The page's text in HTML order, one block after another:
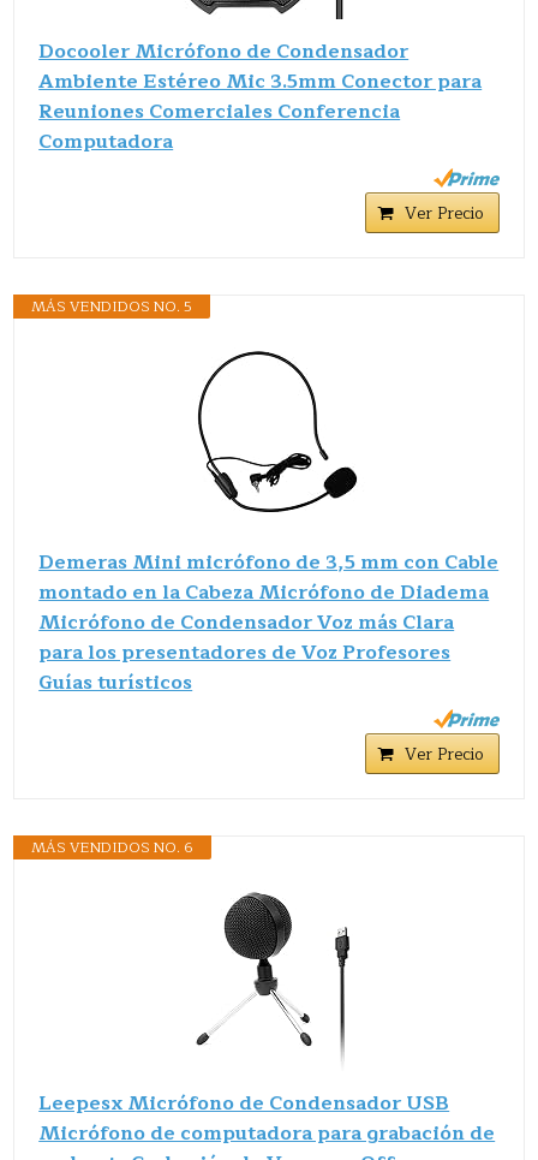
Docooler Micrófono de Condensador
Ambiente Estéreo Mic 3.5mm Conector para
Reuniones Comerciales Conferencia
Computadora
Ver Precio
MÁS VENDIDOS NO. 5
Demeras Mini micrófono de 3,5 mm con Cable
montado en la Cabeza Micrófono de Diadema
Micrófono de Condensador Voz más Clara
para los presentadores de Voz Profesores
Guías turísticos
Ver Precio
MÁS VENDIDOS NO. 6
Leepesx Micrófono de Condensador USB
Micrófono de computadora para grabación de